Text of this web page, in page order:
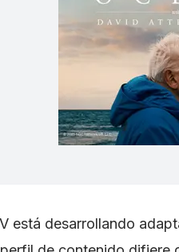
está desarrollando